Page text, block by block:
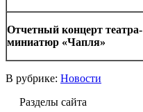
Отчетный концерт театра-
миниатюр «Чапля»
В рубрике: Новости
Разделы сайта